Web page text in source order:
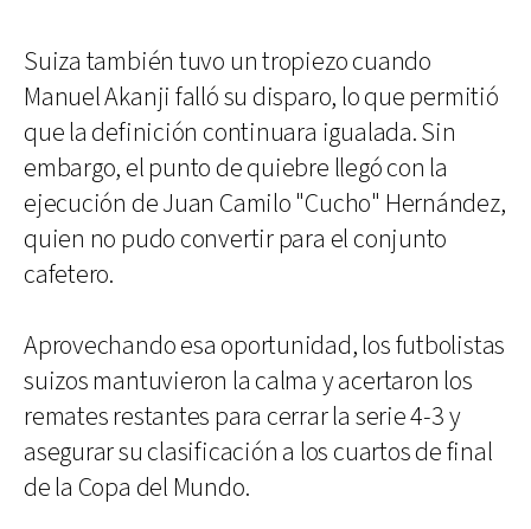
Suiza también tuvo un tropiezo cuando
Manuel Akanji falló su disparo, lo que permitió
que la definición continuara igualada. Sin
embargo, el punto de quiebre llegó con la
ejecución de Juan Camilo "Cucho" Hernández,
quien no pudo convertir para el conjunto
cafetero.
Aprovechando esa oportunidad, los futbolistas
suizos mantuvieron la calma y acertaron los
remates restantes para cerrar la serie 4-3 y
asegurar su clasificación a los cuartos de final
de la Copa del Mundo.